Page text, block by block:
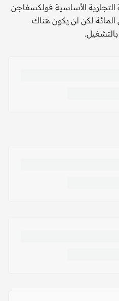
الأساسية فولكسفاجن
الإدارة بنسبة 20 في المائة لكن لن يكون هناك